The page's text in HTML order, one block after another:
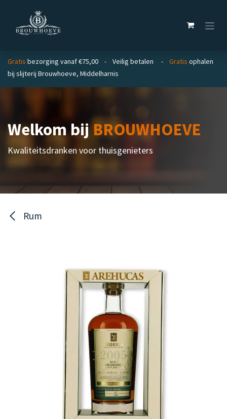
Gratis bezorging vanaf €75,00 - Veilig betalen - Gratis ophalen
bij slijterij Brouwhoeve, Middelharnis
Welkom bijBROUWHOEVE
Kwaliteitsdranken voor thuisgenieters
Rum